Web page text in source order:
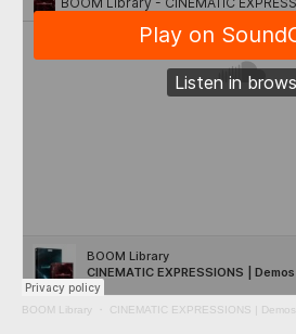
BOOM Library ・ CINEMATIC EXPRESSIONS | Demos